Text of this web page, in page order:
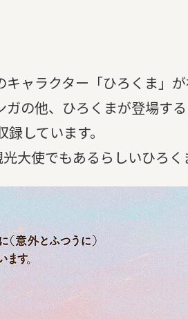
キャラクター「ひろくま」が
ガの他、ひろくまが登場す
しています。
大使でもあるらしいひろく